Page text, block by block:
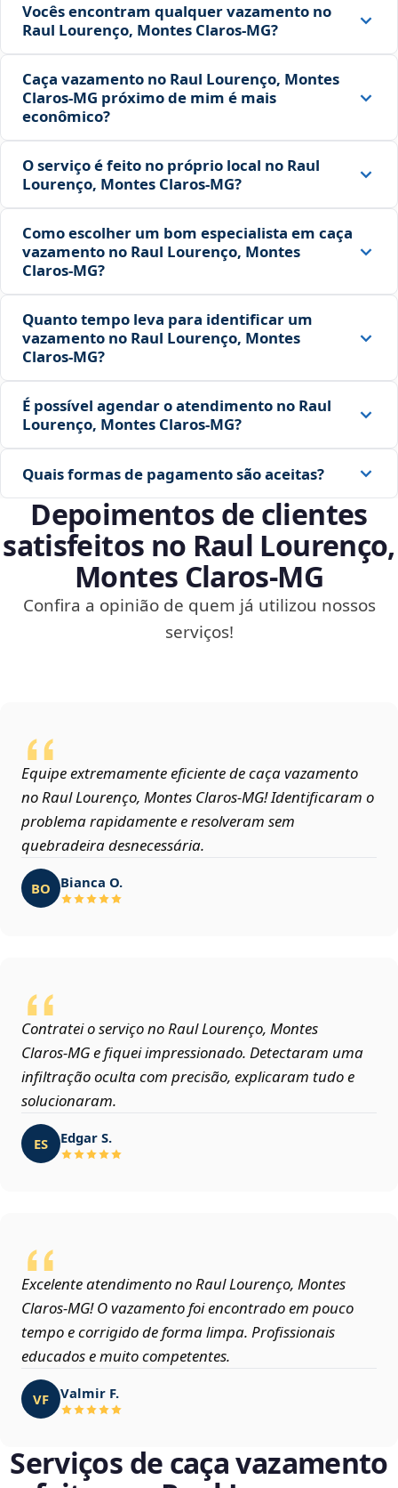
Vocês encontram qualquer vazamento no
Raul Lourenço, Montes Claros‑MG?
Caça vazamento no Raul Lourenço, Montes
Claros‑MG próximo de mim é mais
econômico?
O serviço é feito no próprio local no Raul
Lourenço, Montes Claros‑MG?
Como escolher um bom especialista em caça
vazamento no Raul Lourenço, Montes
Claros‑MG?
Quanto tempo leva para identificar um
vazamento no Raul Lourenço, Montes
Claros‑MG?
É possível agendar o atendimento no Raul
Lourenço, Montes Claros‑MG?
Quais formas de pagamento são aceitas?
Depoimentos de clientes
satisfeitos no Raul Lourenço,
Montes Claros‑MG
Confira a opinião de quem já utilizou nossos
serviços!
Equipe extremamente eficiente de caça vazamento
no Raul Lourenço, Montes Claros‑MG! Identificaram o
problema rapidamente e resolveram sem
quebradeira desnecessária.
BO Bianca O.
Contratei o serviço no Raul Lourenço, Montes
Claros‑MG e fiquei impressionado. Detectaram uma
infiltração oculta com precisão, explicaram tudo e
solucionaram.
ES Edgar S.
Excelente atendimento no Raul Lourenço, Montes
Claros‑MG! O vazamento foi encontrado em pouco
tempo e corrigido de forma limpa. Profissionais
educados e muito competentes.
VF Valmir F.
Serviços de caça vazamento